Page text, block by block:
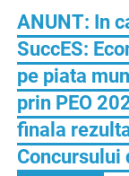
ANUNT: In
SuccES:
pe piata
prin PEO
finala
Concursului